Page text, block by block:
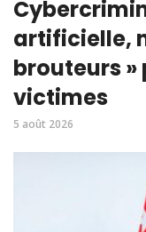
artificielle,
brouteurs »
victimes
5 août 2026